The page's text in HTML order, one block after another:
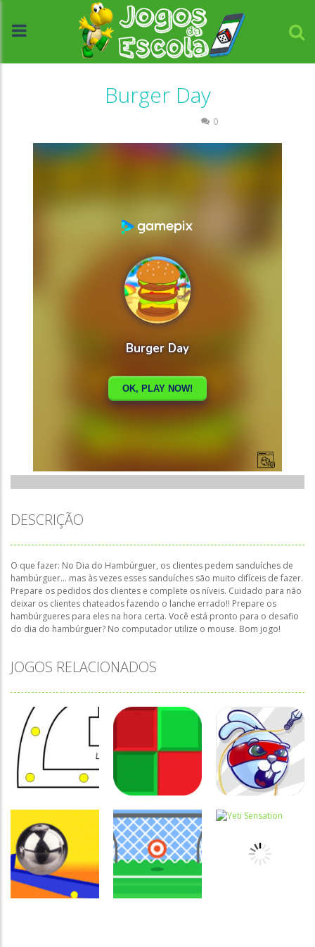
Burger Day
0
DESCRIÇÃO
O que fazer: No Dia do Hambúrguer, os clientes pedem sanduíches de
hambúrguer... mas às vezes esses sanduíches são muito difíceis de fazer.
Prepare os pedidos dos clientes e complete os níveis. Cuidado para não
deixar os clientes chateados fazendo o lanche errado!! Prepare os
hambúrgueres para eles na hora certa. Você está pronto para o desafio
do dia do hambúrguer? No computador utilize o mouse. Bom jogo!
JOGOS RELACIONADOS
Coordenação
Motora
Labirinto do
Mouse
Coordenação
Motora
Não toque no
vermelho
Motora
Rabbit
Samurai